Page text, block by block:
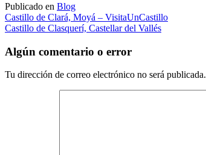
Publicado en Blog
Navegación
de
entradas
Castillo de Clará, Moyá – VisitaUnCastillo
Castillo de Clasquerí, Castellar del Vallés
Algún comentario o error
Tu dirección de correo electrónico no será publicada.